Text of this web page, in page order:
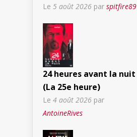
Le 5 août 2026 par spitfire89
24 heures avant la nuit
(La 25e heure)
Le 4 août 2026 par
AntoineRives